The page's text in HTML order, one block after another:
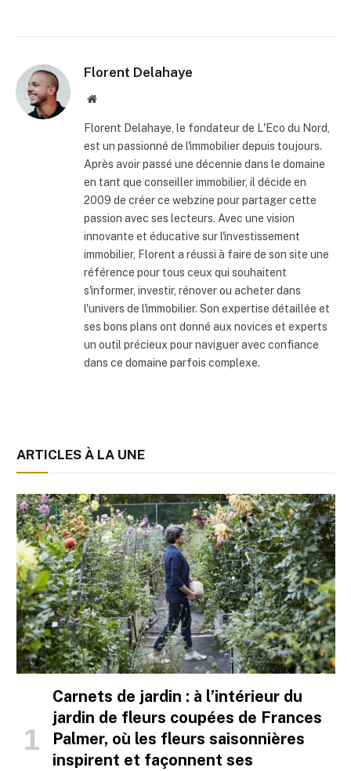
Florent Delahaye
Site
Florent Delahaye, le fondateur de L'Eco du Nord,
est un passionné de l'immobilier depuis toujours.
Après avoir passé une décennie dans le domaine
en tant que conseiller immobilier, il décide en
2009 de créer ce webzine pour partager cette
passion avec ses lecteurs. Avec une vision
innovante et éducative sur l'investissement
immobilier, Florent a réussi à faire de son site une
référence pour tous ceux qui souhaitent
s'informer, investir, rénover ou acheter dans
l'univers de l'immobilier. Son expertise détaillée et
ses bons plans ont donné aux novices et experts
un outil précieux pour naviguer avec confiance
dans ce domaine parfois complexe.
ARTICLES À LA UNE
Carnets de jardin : à l’intérieur du
jardin de fleurs coupées de Frances
Palmer, où les fleurs saisonnières
inspirent et façonnent ses